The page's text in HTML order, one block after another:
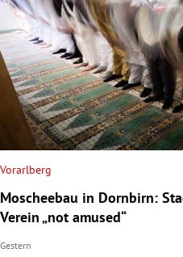
Vorarlberg
Moscheebau in Dornbirn:
Verein „not amused“
Gestern